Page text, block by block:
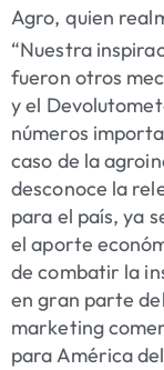
Agro, quien
“Nuestra
fueron otros
y el
números
caso de la
desconoce la
para el país, ya
el aporte
de combatir la
en gran parte
marketing
para América